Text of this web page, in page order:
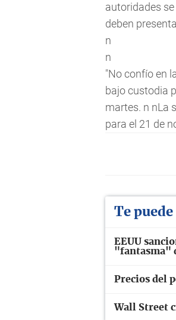
autoridades
deben
n
n
"No confío en
bajo custodia
martes. n nLa
para el 21 de
Te
EEUU
"fantasma"
Precios del
Wall Street